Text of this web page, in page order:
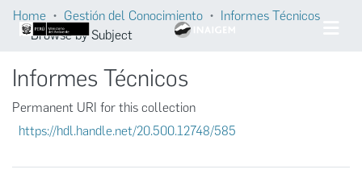
Home Gestión del Conocimiento
Informes Técnicos
Browse by Subject
Informes Técnicos
Permanent URI for this collection
https://hdl.handle.net/20.500.12748/585